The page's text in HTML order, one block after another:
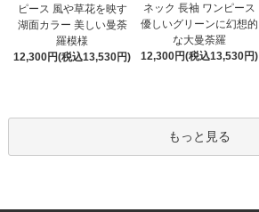
ピース 風や草花を映す
湖面カラー 美しい曼荼
羅模様
12,300円(税込13,530円)
ネック 長袖 ワンピース
優しいグリーンに幻想的
な大曼荼羅
12,300円(税込13,530円)
もっと見る